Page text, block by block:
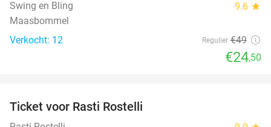
TODAY
Swing en Bling 9.6 star
Maasbommel
Verkocht: 12
Regulier €49
€24,50
TODAY
Ticket voor Rasti Rostelli